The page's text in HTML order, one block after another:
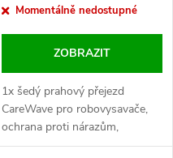
cena:Momentálně nedostupné
ZOBRAZIT
1x šedý prahový přejezd
CareWave pro robovysavače,
ochrana proti nárazům,
efektivní čištění přechodů.